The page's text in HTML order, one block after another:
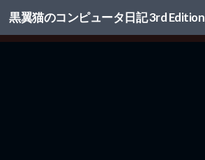
コンテンツへスキップ
黒翼猫のコンピュータ日記 3rd Edition